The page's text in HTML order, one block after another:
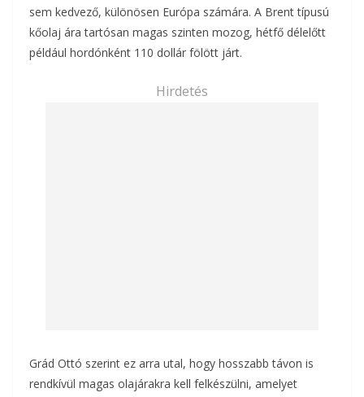
sem kedvező, különösen Európa számára. A Brent típusú
kőolaj ára tartósan magas szinten mozog, hétfő délelőtt
például hordónként 110 dollár fölött járt.
Hirdetés
Grád Ottó szerint ez arra utal, hogy hosszabb távon is
rendkívül magas olajárakra kell felkészülni, amelyet